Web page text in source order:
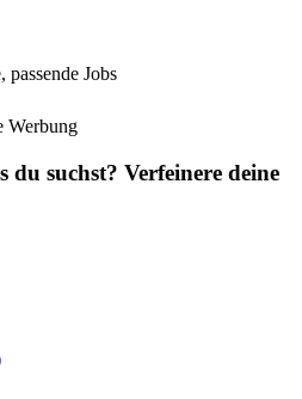
passende Jobs
Werbung
du suchst? Verfeinere deine